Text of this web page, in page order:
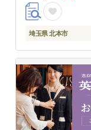
埼玉県 北本市